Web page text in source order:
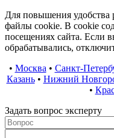
Для повышения удобства
файлы cookie. В cookie
посещениях сайта. Если
обрабатывались,
• Москва • Санкт-
Казань• Нижний
•
Задать вопрос эксперту